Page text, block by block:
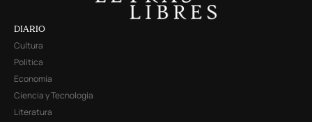
DIARIO
Cultura
Política
Economía
Ciencia y Tecnología
Literatura